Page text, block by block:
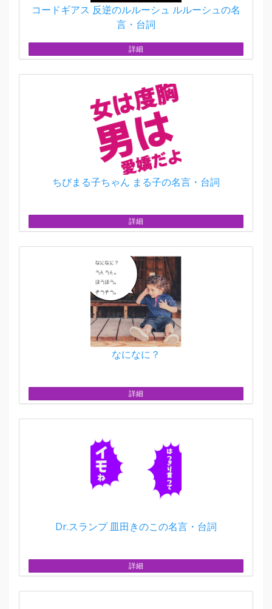
コードギアス 反逆のルルーシュ ルルーシュの名
言・台詞
詳細
ちびまる子ちゃん まる子の名言・台詞
詳細
なになに？
詳細
Dr.スランプ 皿田きのこの名言・台詞
詳細